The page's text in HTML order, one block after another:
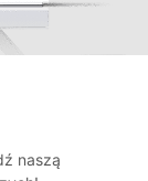
naszą